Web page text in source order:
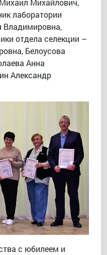
лаборатории
Владимировна,
отдела селекции –
Белоусова
Анна
Александр
с юбилеем и